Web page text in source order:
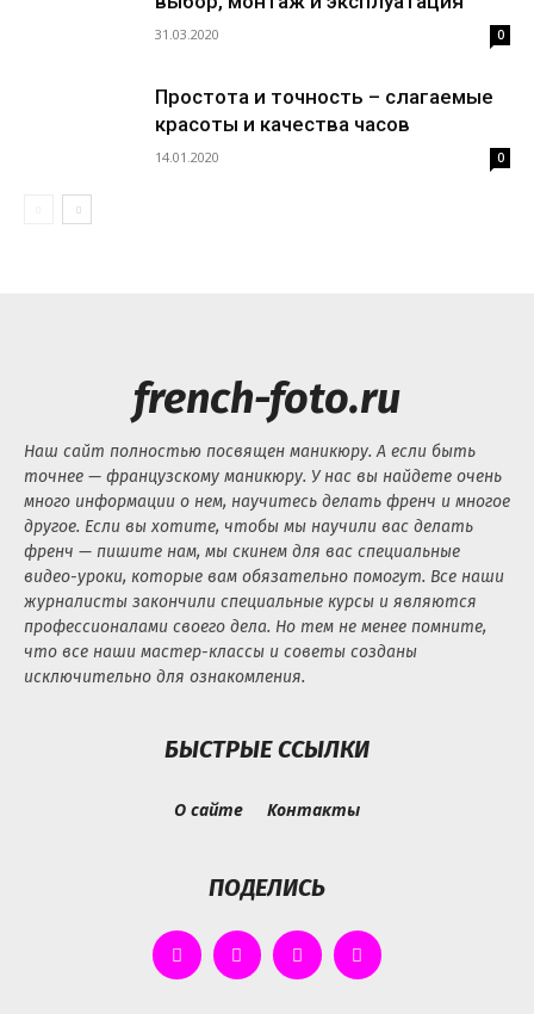
31.03.2020 0
Простота и точность – слагаемые
красоты и качества часов
14.01.2020 0
french-foto.ru
Наш сайт полностью посвящен маникюру. А если быть
точнее — французскому маникюру. У нас вы найдете очень
много информации о нем, научитесь делать френч и многое
другое. Если вы хотите, чтобы мы научили вас делать
френч — пишите нам, мы скинем для вас специальные
видео-уроки, которые вам обязательно помогут. Все наши
журналисты закончили специальные курсы и являются
профессионалами своего дела. Но тем не менее помните,
что все наши мастер-классы и советы созданы
исключительно для ознакомления.
БЫСТРЫЕ ССЫЛКИ
О сайте Контакты
ПОДЕЛИСЬ